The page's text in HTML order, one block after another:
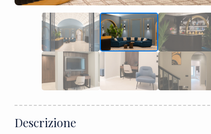
Descrizione